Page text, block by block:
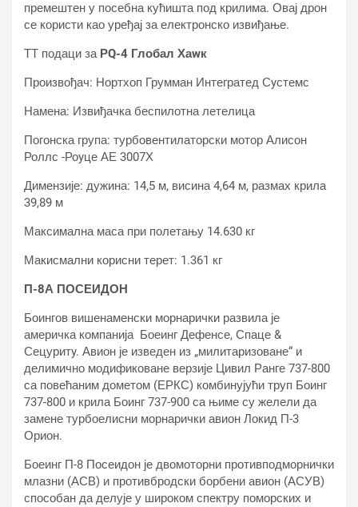
премештен у посебна кућишта под крилима. Овај дрон
се користи као уређај за електронско извиђање.
ТТ подаци за РQ-4 Глобал Хаwк
Произвођач: Нортхоп Грумман Интегратед Сyстемс
Намена: Извиђачка беспилотна летелица
Погонска група: турбовентилаторски мотор Алисон
Роллс -Роyце АЕ 3007Х
Димензије: дужина: 14,5 м, висина 4,64 м, размах крила
39,89 м
Максимална маса при полетању 14.630 кг
Макисмални корисни терет: 1.361 кг
П-8А ПОСЕИДОН
Боингов вишенаменски морнарички развила је
америчка компанија Боеинг Дефенсе, Спаце &
Сецуритy. Авион је изведен из „милитаризоване“ и
делимично модификоване верзије Цивил Ранге 737-800
са повећаним дометом (ЕРКС) комбинујући труп Боинг
737-800 и крила Боинг 737-900 са њиме су желели да
замене турбоелисни морнарички авион Локид П-3
Орион.
Боеинг П-8 Посеидон је двомоторни противподморнички
млазни (АСВ) и противбродски борбени авион (АСУВ)
способан да делује у широком спектру поморских и